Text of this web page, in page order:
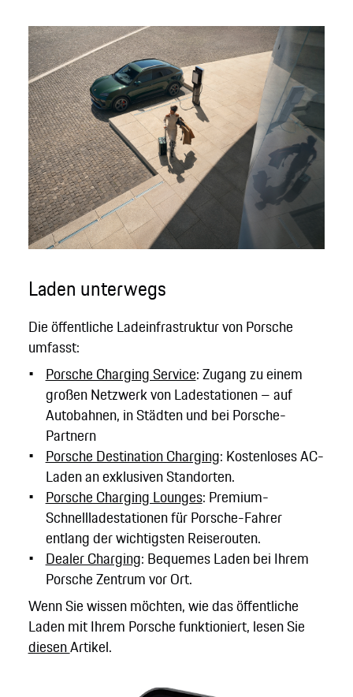
Laden unterwegs
Die öffentliche Ladeinfrastruktur von Porsche
umfasst:
Porsche Charging Service: Zugang zu einem
großen Netzwerk von Ladestationen – auf
Autobahnen, in Städten und bei Porsche-
Partnern
Porsche Destination Charging: Kostenloses AC-
Laden an exklusiven Standorten.
Porsche Charging Lounges: Premium-
Schnellladestationen für Porsche-Fahrer
entlang der wichtigsten Reiserouten.
Dealer Charging: Bequemes Laden bei Ihrem
Porsche Zentrum vor Ort.
Wenn Sie wissen möchten, wie das öffentliche
Laden mit Ihrem Porsche funktioniert, lesen Sie
diesenArtikel.